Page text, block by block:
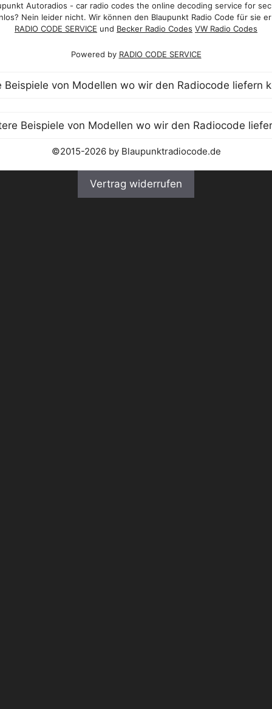
Autoradios - car radio codes the online decoding service for
Nein leider nicht. Wir können den Blaupunkt Radio Code für sie
RADIO CODE SERVICE und Becker Radio Codes VW Radio Codes
Powered by RADIO CODE SERVICE
©2015-2026 by Blaupunktradiocode.de
Vertrag widerrufen